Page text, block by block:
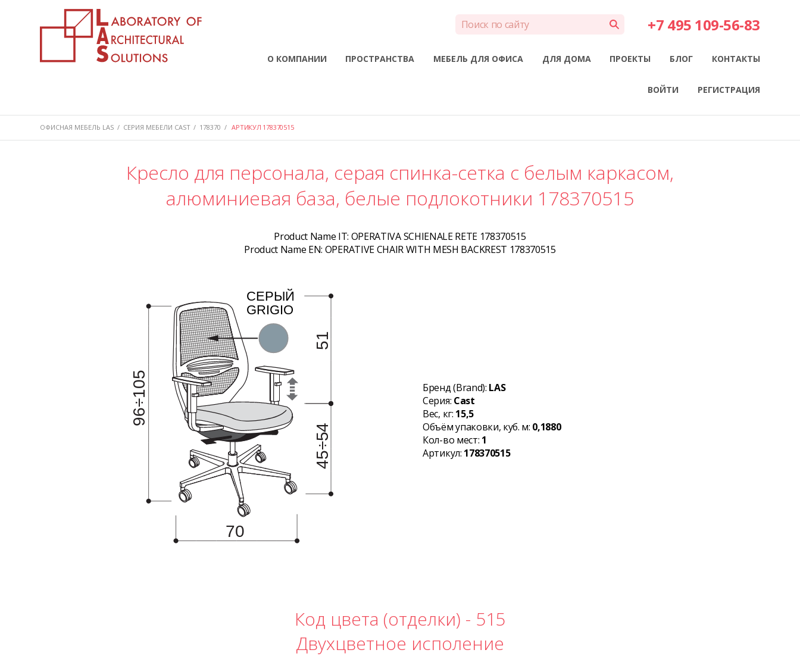
+7 495 109-56-83
О КОМПАНИИ ПРОСТРАНСТВА МЕБЕЛЬ ДЛЯ ОФИСА ДЛЯ ДОМА ПРОЕКТЫ БЛОГ КОНТАКТЫ
ВОЙТИ РЕГИСТРАЦИЯ
ОФИСНАЯ МЕБЕЛЬ LAS / СЕРИЯ МЕБЕЛИ CAST / 178370 / АРТИКУЛ 178370515
Кресло для персонала, серая спинка-сетка с белым каркасом,
алюминиевая база, белые подлокотники 178370515
Product Name IT: OPERATIVA SCHIENALE RETE 178370515
Product Name EN: OPERATIVE CHAIR WITH MESH BACKREST 178370515
Бренд (Brand): LAS
Серия: Cast
Вес, кг: 15,5
Объём упаковки, куб. м: 0,1880
Кол-во мест: 1
Артикул: 178370515
Код цвета (отделки) - 515
Двухцветное исполение